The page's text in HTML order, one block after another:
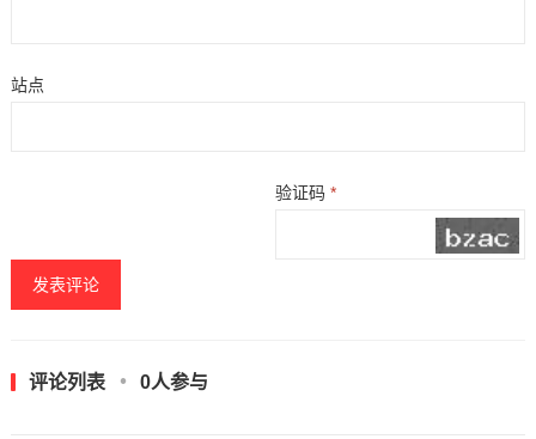
站点
验证码*
评论列表 0人参与